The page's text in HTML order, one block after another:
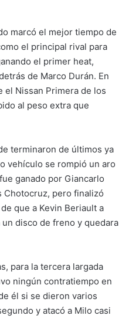
marcó el mejor tiempo de
el principal rival para
el primer heat,
de Marco Durán. En
el Nissan Primera de los
al peso extra que
terminaron de últimos ya
vehículo se rompió un aro
ganado por Giancarlo
Chotocruz, pero finalizó
que a Kevin Beriault a
disco de freno y quedara
para la tercera largada
ningún contratiempo en
él si se dieron varios
y atacó a Milo casi